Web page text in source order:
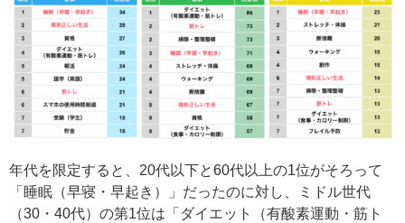
年代を限定すると、20代以下と60代以上の1位がそろって
「睡眠（早寝・早起き）」だったのに対し、ミドル世代
（30・40代）の第1位は「ダイエット（有酸素運動・筋ト